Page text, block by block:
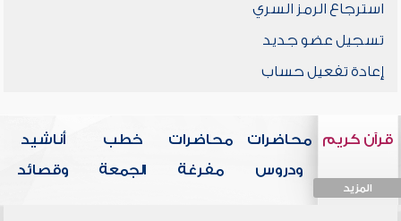
استرجاع الرمز السري
تسجيل عضو جديد
إعادة تفعيل حساب
قرآن كريم
المزيد
محاضرات
ودروس
محاضرات
مفرغة
خطب
الجمعة
أناشيد
وقصائد